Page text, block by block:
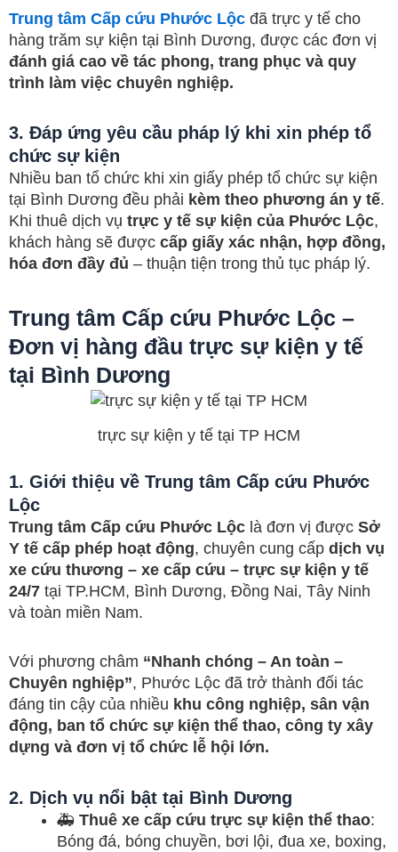
Trung tâm Cấp cứu Phước Lộc đã trực y tế cho
hàng trăm sự kiện tại Bình Dương, được các đơn vị
đánh giá cao về tác phong, trang phục và quy
trình làm việc chuyên nghiệp.
3. Đáp ứng yêu cầu pháp lý khi xin phép tổ
chức sự kiện
Nhiều ban tổ chức khi xin giấy phép tổ chức sự kiện
tại Bình Dương đều phải kèm theo phương án y tế.
Khi thuê dịch vụ trực y tế sự kiện của Phước Lộc,
khách hàng sẽ được cấp giấy xác nhận, hợp đồng,
hóa đơn đầy đủ – thuận tiện trong thủ tục pháp lý.
Trung tâm Cấp cứu Phước Lộc –
Đơn vị hàng đầu trực sự kiện y tế
tại Bình Dương
trực sự kiện y tế tại TP HCM
1. Giới thiệu về Trung tâm Cấp cứu Phước
Lộc
Trung tâm Cấp cứu Phước Lộc là đơn vị được Sở
Y tế cấp phép hoạt động, chuyên cung cấp dịch vụ
xe cứu thương – xe cấp cứu – trực sự kiện y tế
24/7 tại TP.HCM, Bình Dương, Đồng Nai, Tây Ninh
và toàn miền Nam.
Với phương châm “Nhanh chóng – An toàn –
Chuyên nghiệp”, Phước Lộc đã trở thành đối tác
đáng tin cậy của nhiều khu công nghiệp, sân vận
động, ban tổ chức sự kiện thể thao, công ty xây
dựng và đơn vị tổ chức lễ hội lớn.
2. Dịch vụ nổi bật tại Bình Dương
🚑 Thuê xe cấp cứu trực sự kiện thể thao:
Bóng đá, bóng chuyền, bơi lội, đua xe, boxing,